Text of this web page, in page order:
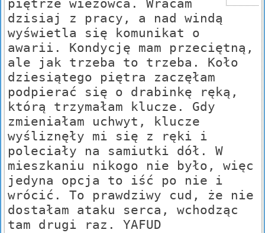
piętrze wieżowca. Wracam
dzisiaj z pracy, a nad windą
wyświetla się komunikat o
awarii. Kondycję mam przeciętną,
ale jak trzeba to trzeba. Koło
dziesiątego piętra zaczęłam
podpierać się o drabinkę ręką,
którą trzymałam klucze. Gdy
zmieniałam uchwyt, klucze
wyśliznęły mi się z ręki i
poleciały na samiutki dół. W
mieszkaniu nikogo nie było, więc
jedyna opcja to iść po nie i
wrócić. To prawdziwy cud, że nie
dostałam ataku serca, wchodząc
tam drugi raz. YAFUD